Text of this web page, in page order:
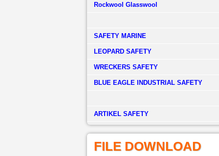
Rockwool Glasswool
SAFETY MARINE
LEOPARD SAFETY
WRECKERS SAFETY
BLUE EAGLE INDUSTRIAL SAFETY
­ARTIKEL SAFETY
FILE DOWNLOAD